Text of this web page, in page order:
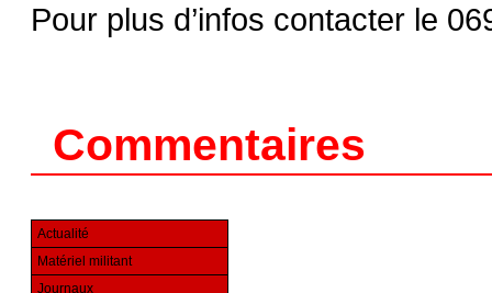
Pour plus d’infos contacter le
Commentaires
Actualité
Matériel militant
Journaux